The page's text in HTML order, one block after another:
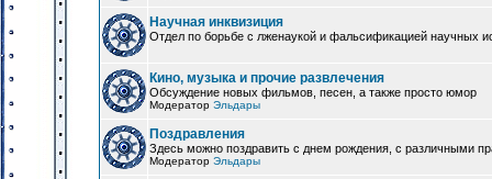
Научная инквизиция
Отдел по борьбе с лженаукой и фальсификацией научных
Кино, музыка и прочие развлечения
Обсуждение новых фильмов, песен, а также просто юмор
Модератор Эльдары
Поздравления
Здесь можно поздравить с днем рождения, с различными
Модератор Эльдары